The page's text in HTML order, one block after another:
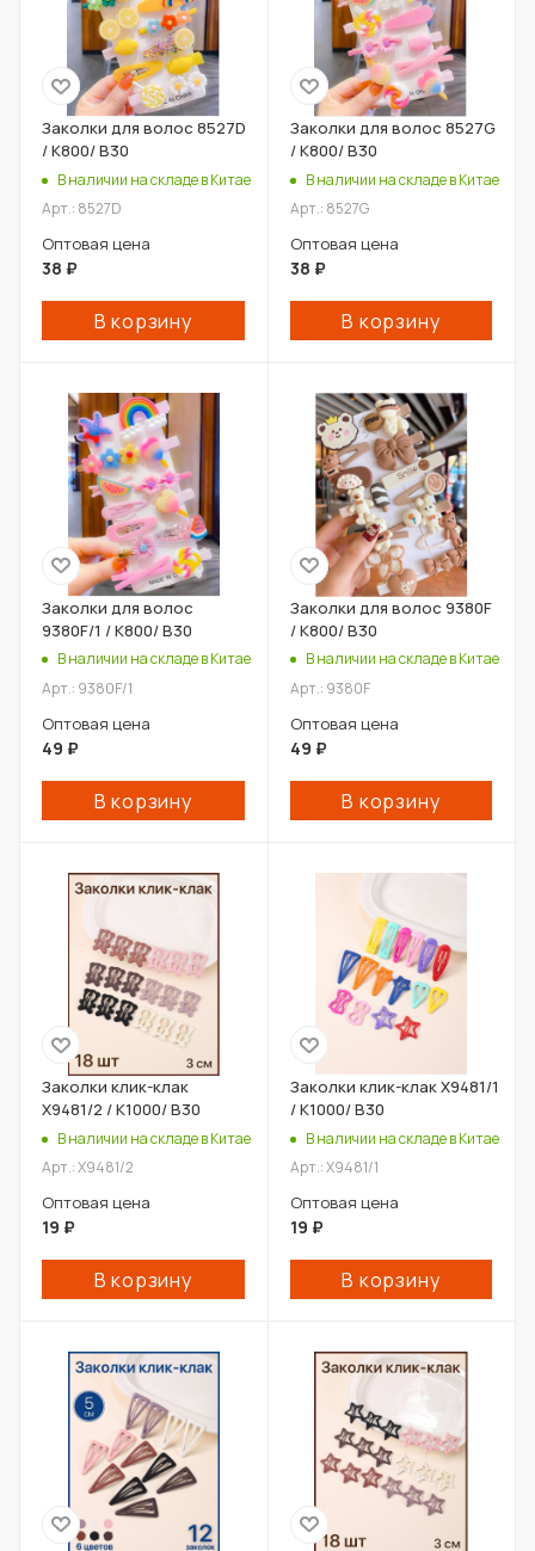
Заколки для волос 8527D
/ К800/ В30
В наличии на складе в Китае
Арт.: 8527D
Оптовая цена
38 ₽
В корзину
Заколки для волос 8527G
/ К800/ В30
В наличии на складе в Китае
Арт.: 8527G
Оптовая цена
38 ₽
В корзину
Заколки для волос
9380F/1 / К800/ В30
В наличии на складе в Китае
Арт.: 9380F/1
Оптовая цена
49 ₽
В корзину
Заколки для волос 9380F
/ К800/ В30
В наличии на складе в Китае
Арт.: 9380F
Оптовая цена
49 ₽
В корзину
Заколки клик-клак
X9481/2 / К1000/ В30
В наличии на складе в Китае
Арт.: X9481/2
Оптовая цена
19 ₽
В корзину
Заколки клик-клак X9481/1
/ К1000/ В30
В наличии на складе в Китае
Арт.: X9481/1
Оптовая цена
19 ₽
В корзину